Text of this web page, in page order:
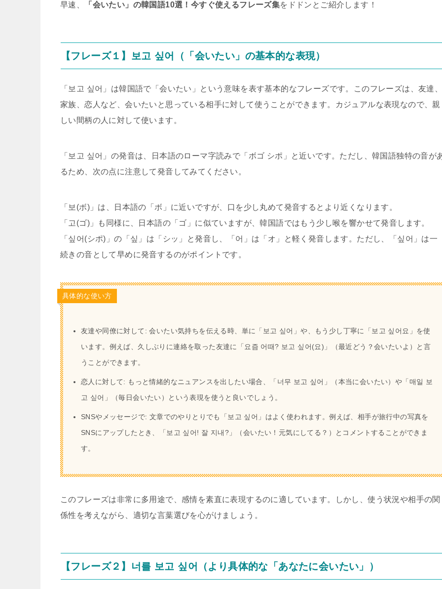
早速、 「会いたい」の韓国語10選！今すぐ使えるフレーズ集をドドンとご紹介します！
【フレーズ１】보고 싶어（「会いたい」の基本的な表現）
「보고 싶어」は韓国語で「会いたい」という意味を表す基本的なフレーズです。このフレーズは、友達
家族、恋人など、会いたいと思っている相手に対して使うことができます。カジュアルな表現なので、親
しい間柄の人に対して使います。
「보고 싶어」の発音は、日本語のローマ字読みで「ボゴ シポ」と近いです。ただし、韓国語独特の音が
るため、次の点に注意して発音してみてください。
「보(ボ)」は、日本語の「ボ」に近いですが、口を少し丸めて発音するとより近くなります。
「고(ゴ)」も同様に、日本語の「ゴ」に似ていますが、韓国語ではもう少し喉を響かせて発音します。
「싶어(シポ)」の「싶」は「シッ」と発音し、「어」は「オ」と軽く発音します。ただし、「싶어」は一
続きの音として早めに発音するのがポイントです。
具体的な使い方
友達や同僚に対して: 会いたい気持ちを伝える時、単に「보고 싶어」や、もう少し丁寧に「보고 싶어요」を使
います。例えば、久しぶりに連絡を取った友達に「요즘 어때? 보고 싶어(요)」（最近どう？会いたいよ）と言
うことができます。
恋人に対して: もっと情緒的なニュアンスを出したい場合、「너무 보고 싶어」（本当に会いたい）や「매일 보
고 싶어」（毎日会いたい）という表現を使うと良いでしょう。
SNSやメッセージで: 文章でのやりとりでも「보고 싶어」はよく使われます。例えば、相手が旅行中の写真を
SNSにアップしたとき、「보고 싶어! 잘 지내?」（会いたい！元気にしてる？）とコメントすることができま
す。
このフレーズは非常に多用途で、感情を素直に表現するのに適しています。しかし、使う状況や相手の関
係性を考えながら、適切な言葉選びを心がけましょう。
【フレーズ２】너를 보고 싶어（より具体的な「あなたに会いたい」）